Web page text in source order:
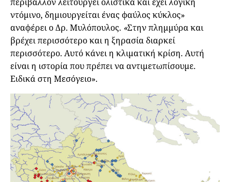
ντόμινο, δημιουργείται ένας φαύλος κύκλος»
αναφέρει ο Δρ. Μυλόπουλος. «Στην πλημμύρα και
βρέχει περισσότερο και η ξηρασία διαρκεί
περισσότερο. Αυτό κάνει η κλιματική κρίση. Αυτή
είναι η ιστορία που πρέπει να αντιμετωπίσουμε.
Ειδικά στη Μεσόγειο».